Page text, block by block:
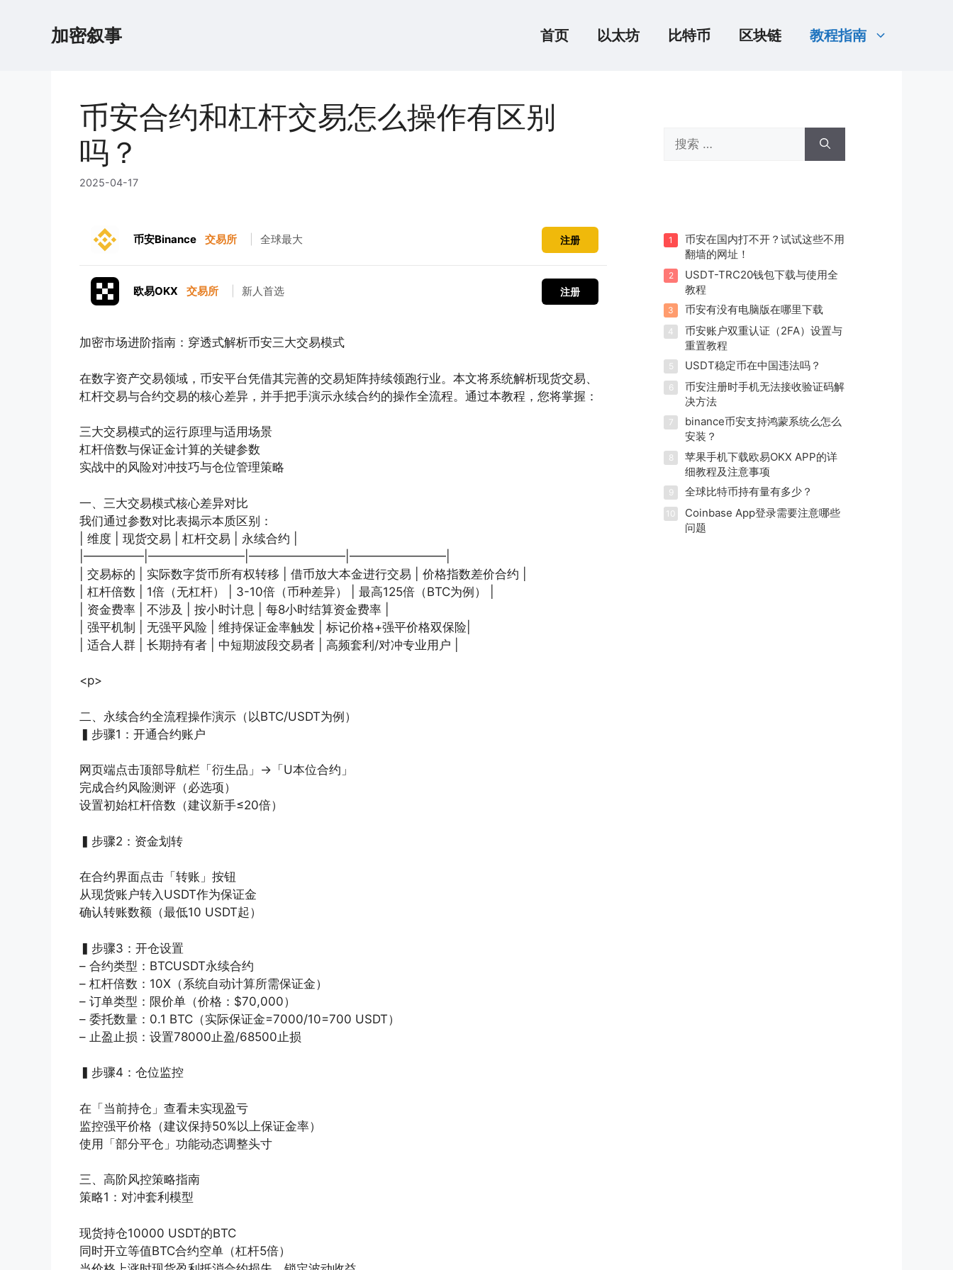
加密叙事 首页 以太坊 比特币 区块链 教程指南
币安合约和杠杆交易怎么操作有区别
吗？
2025-04-17
币安Binance 交易所 全球最大 注册
欧易OKX 交易所 新人首选 注册
加密市场进阶指南：穿透式解析币安三大交易模式
在数字资产交易领域，币安平台凭借其完善的交易矩阵持续领跑行业。本文将系统解析现货交易、
杠杆交易与合约交易的核心差异，并手把手演示永续合约的操作全流程。通过本教程，您将掌握：
三大交易模式的运行原理与适用场景
杠杆倍数与保证金计算的关键参数
实战中的风险对冲技巧与仓位管理策略
一、三大交易模式核心差异对比
我们通过参数对比表揭示本质区别：
| 维度 | 现货交易 | 杠杆交易 | 永续合约 |
|—————|————————|————————|————————|
| 交易标的 | 实际数字货币所有权转移 | 借币放大本金进行交易 | 价格指数差价合约 |
| 杠杆倍数 | 1倍（无杠杆） | 3-10倍（币种差异） | 最高125倍（BTC为例） |
| 资金费率 | 不涉及 | 按小时计息 | 每8小时结算资金费率 |
| 强平机制 | 无强平风险 | 维持保证金率触发 | 标记价格+强平价格双保险|
| 适合人群 | 长期持有者 | 中短期波段交易者 | 高频套利/对冲专业用户 |
<p>
二、永续合约全流程操作演示（以BTC/USDT为例）
▍步骤1：开通合约账户
网页端点击顶部导航栏「衍生品」→「U本位合约」
完成合约风险测评（必选项）
设置初始杠杆倍数（建议新手≤20倍）
▍步骤2：资金划转
在合约界面点击「转账」按钮
从现货账户转入USDT作为保证金
确认转账数额（最低10 USDT起）
▍步骤3：开仓设置
– 合约类型：BTCUSDT永续合约
– 杠杆倍数：10X（系统自动计算所需保证金）
– 订单类型：限价单（价格：$70,000）
– 委托数量：0.1 BTC（实际保证金=7000/10=700 USDT）
– 止盈止损：设置78000止盈/68500止损
▍步骤4：仓位监控
在「当前持仓」查看未实现盈亏
监控强平价格（建议保持50%以上保证金率）
使用「部分平仓」功能动态调整头寸
三、高阶风控策略指南
策略1：对冲套利模型
现货持仓10000 USDT的BTC
同时开立等值BTC合约空单（杠杆5倍）
索：
1
币安在国内打不开？试试这些不用
翻墙的网址！
2
USDT-TRC20钱包下载与使用全
教程
3 币安有没有电脑版在哪里下载
4
币安账户双重认证（2FA）设置与
重置教程
5 USDT稳定币在中国违法吗？
6
币安注册时手机无法接收验证码解
决方法
7
binance币安支持鸿蒙系统么怎么
安装？
8
苹果手机下载欧易OKX APP的详
细教程及注意事项
9 全球比特币持有量有多少？
10
Coinbase App登录需要注意哪些
问题